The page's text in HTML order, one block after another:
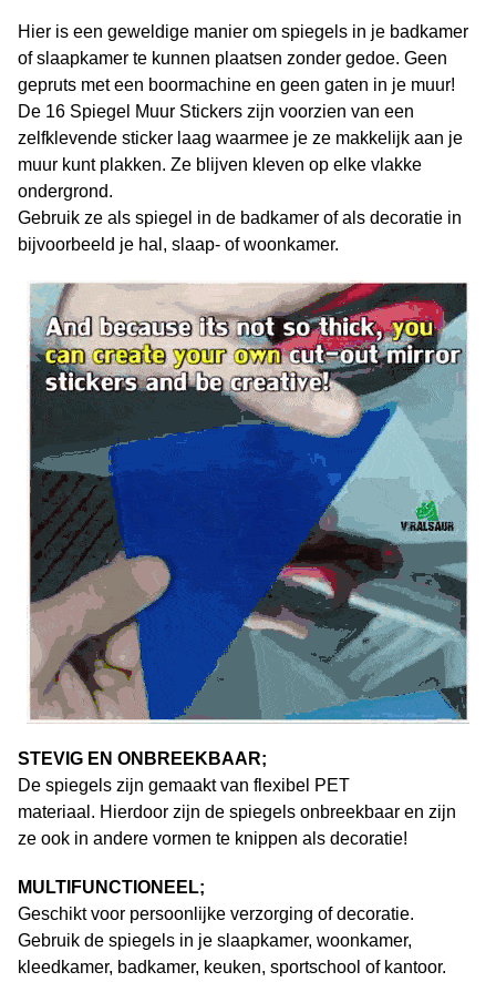
Hier is een geweldige manier om spiegels in je badkamer
of slaapkamer te kunnen plaatsen zonder gedoe. Geen
gepruts met een boormachine en geen gaten in je muur!
De 16 Spiegel Muur Stickers zijn voorzien van een
zelfklevende sticker laag waarmee je ze makkelijk aan je
muur kunt plakken. Ze blijven kleven op elke vlakke
ondergrond.
Gebruik ze als spiegel in de badkamer of als decoratie in
bijvoorbeeld je hal, slaap- of woonkamer.
STEVIG EN ONBREEKBAAR;
De spiegels zijn gemaakt van flexibel PET
materiaal. Hierdoor zijn de spiegels onbreekbaar en zijn
ze ook in andere vormen te knippen als decoratie!
MULTIFUNCTIONEEL;
Geschikt voor persoonlijke verzorging of decoratie.
Gebruik de spiegels in je slaapkamer, woonkamer,
kleedkamer, badkamer, keuken, sportschool of kantoor.